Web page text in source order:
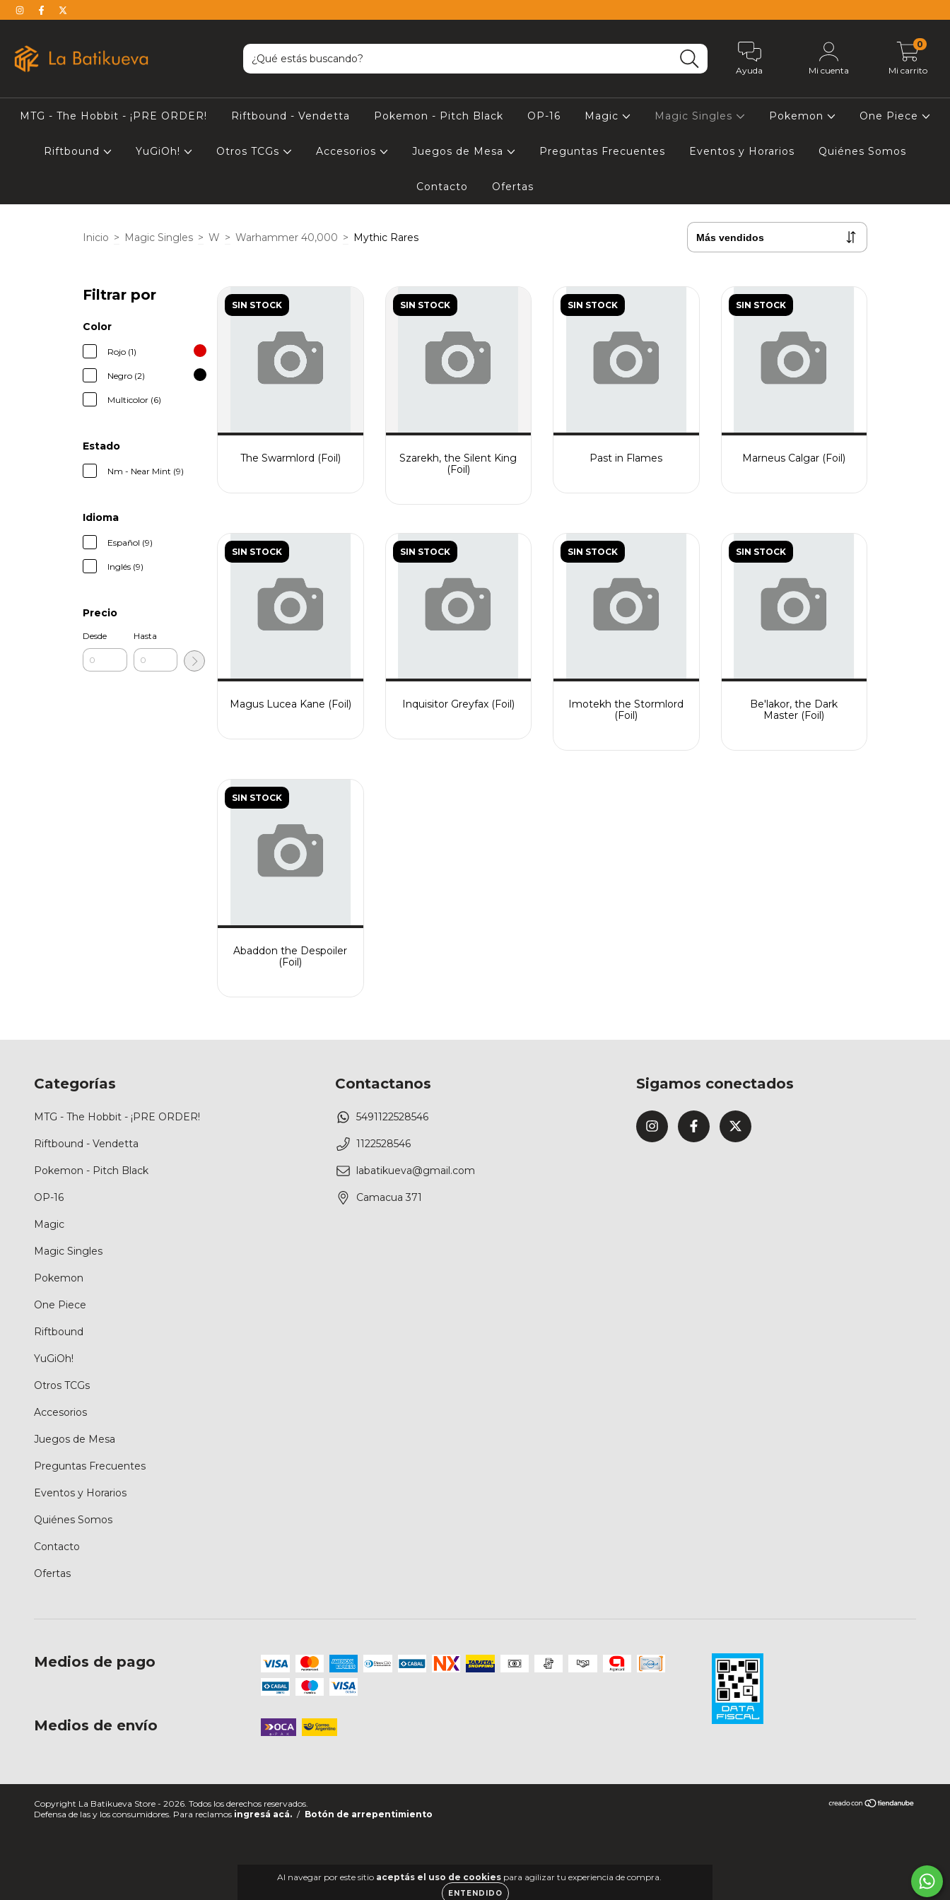
Ayuda Mi cuenta Mi carrito
0
MTG - The Hobbit - ¡PRE ORDER! Riftbound - Vendetta Pokemon - Pitch Black OP-16 Magic Magic Singles Pokemon One Piece
Riftbound YuGiOh! Otros TCGs Accesorios Juegos de Mesa Preguntas Frecuentes Eventos y Horarios Quiénes Somos
Contacto Ofertas
Al navegar por este sitio aceptás el uso de cookies para agilizar tu experiencia de compra.
ENTENDIDO
Inicio > Magic Singles > W > Warhammer 40,000 > Mythic Rares
Filtrar por
Color
Rojo (1)
Negro (2)
Multicolor (6)
Estado
Nm - Near Mint (9)
Idioma
Español (9)
Inglés (9)
Precio
Desde Hasta
SIN STOCK
The Swarmlord (Foil)
SIN STOCK
Szarekh, the Silent King
(Foil)
SIN STOCK
Past in Flames
SIN STOCK
Marneus Calgar (Foil)
SIN STOCK
Magus Lucea Kane (Foil)
SIN STOCK
Inquisitor Greyfax (Foil)
SIN STOCK
Imotekh the Stormlord
(Foil)
SIN STOCK
Be'lakor, the Dark
Master (Foil)
SIN STOCK
Abaddon the Despoiler
(Foil)
Categorías
MTG - The Hobbit - ¡PRE ORDER!
Riftbound - Vendetta
Pokemon - Pitch Black
OP-16
Magic
Magic Singles
Pokemon
One Piece
Riftbound
YuGiOh!
Otros TCGs
Accesorios
Juegos de Mesa
Preguntas Frecuentes
Eventos y Horarios
Quiénes Somos
Contacto
Ofertas
Contactanos
5491122528546
1122528546
labatikueva@gmail.com
Camacua 371
Sigamos conectados
Medios de pago
Medios de envío
Copyright La Batikueva Store - 2026. Todos los derechos reservados.
Defensa de las y los consumidores. Para reclamos ingresá acá. / Botón de arrepentimiento